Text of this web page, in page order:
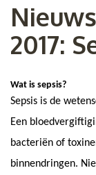
2017:
Wat is sepsis?
Sepsis is de
Een
bacteriën of
binnendringen.